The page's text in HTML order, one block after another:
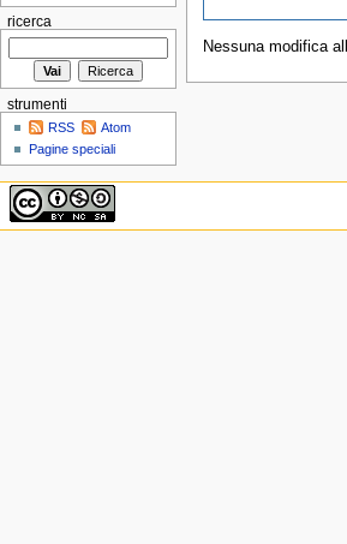
Nessuna modifica
ricerca
strumenti
RSS
Atom
Pagine speciali